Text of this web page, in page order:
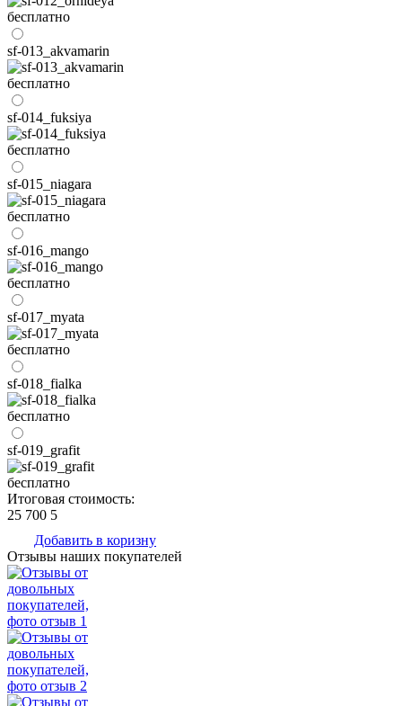
бесплатно
sf-013_akvamarin
бесплатно
sf-014_fuksiya
бесплатно
sf-015_niagara
бесплатно
sf-016_mango
бесплатно
sf-017_myata
бесплатно
sf-018_fialka
бесплатно
sf-019_grafit
бесплатно
Итоговая стоимость:
25 700 5
Добавить в коризну
Отзывы наших покупателей